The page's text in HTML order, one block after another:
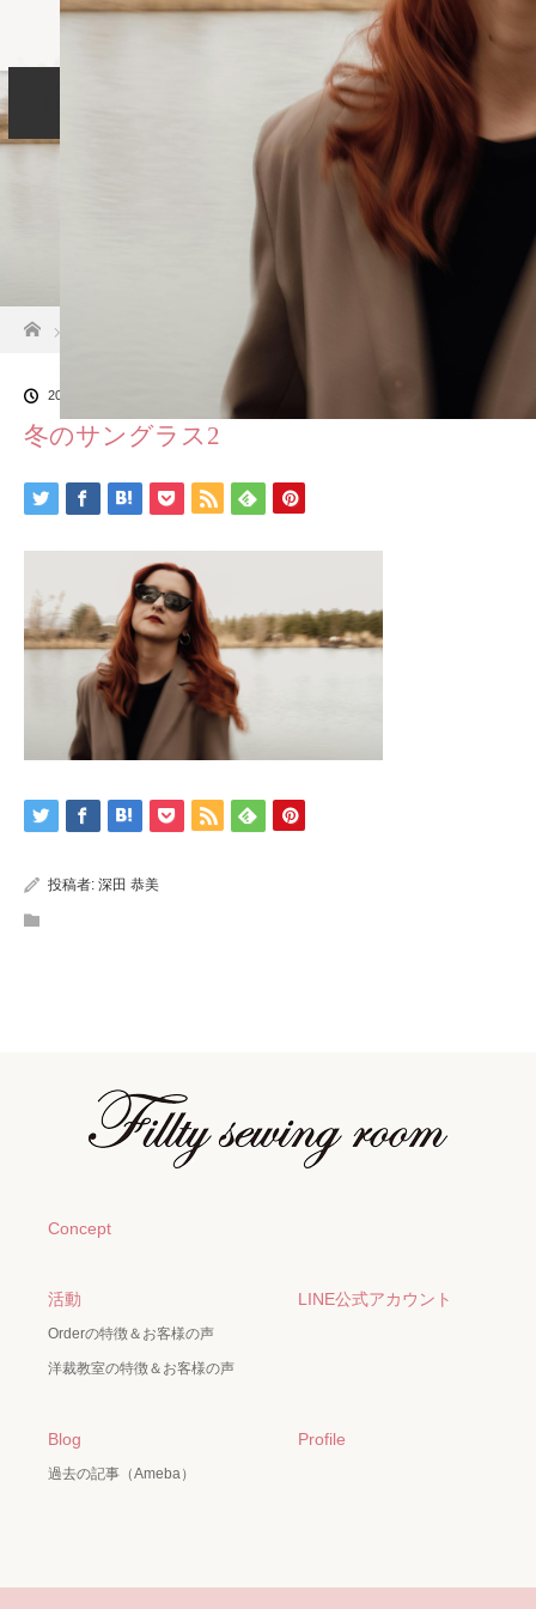
サービス LINE
お問い合わせ
冬のサングラス2
2026.02.5
冬のサングラス2
投稿者: 深田 恭美
Concept
活動
Orderの特徴＆お客様の声
洋裁教室の特徴＆お客様の声
LINE公式アカウント
Blog
過去の記事（Ameba）
Profile